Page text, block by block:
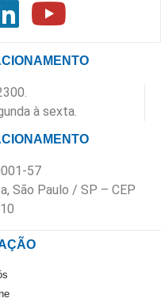
à sexta.
57
São Paulo / SP – CEP